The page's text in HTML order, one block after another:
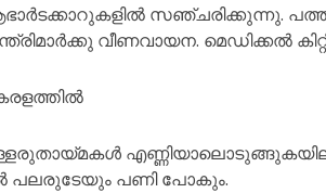
സഞ്ചരിക്കുന്നു.
വീണവായന. മെഡിക്കൽ
പലരുടേയും പണി പോകും.